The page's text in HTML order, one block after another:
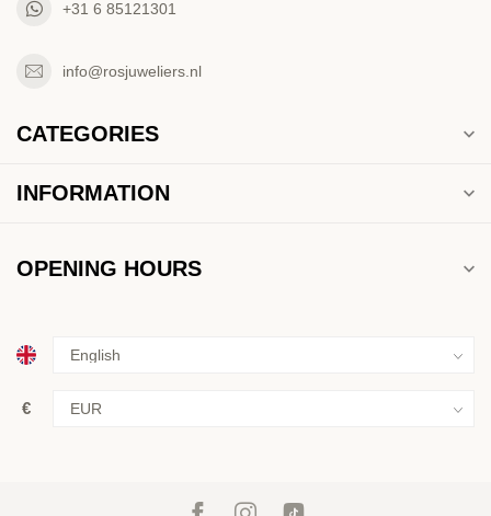
+31 6 85121301
info@rosjuweliers.nl
CATEGORIES
INFORMATION
OPENING HOURS
€